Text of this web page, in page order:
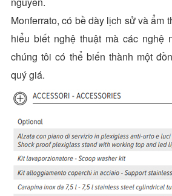
Monferrato, có bề dày lịch sử và ẩm
hiểu biết nghệ thuật mà các nghệ
chúng tôi có thể biến thành một
quý giá.